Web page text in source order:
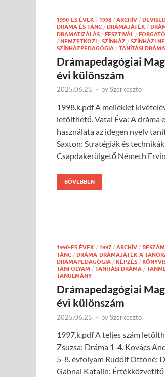
1990-ES ÉVEK / 1998 / ARCHÍV /
DRÁMA ÉS TÁNC / DRÁMAJÁTÉK /
DRAMATIZÁLÁS / FESZTIVÁL /
/ NEMZETKÖZI / SZÍNHÁZ / SZÍNHÁZI
SZÍNHÁZPEDAGÓGIA / TANÍTÁSI DRÁMA
Drámapedagógiai
évi különszám
2025.06.25. - bySzerkeszto
1998.k.pdf A melléklet
letölthető. Vatai Éva: A dráma
használata az idegen nyelv
Saxton: Stratégiák és
Csapdakerülgető Németh
BŐVEBBEN
1990-ES ÉVEK / 1997 / ARCHÍV /
TÁNC / DRÁMA-DRÁMAJÁTÉK A
DRÁMAPEDAGÓGIA / KÉPZÉS /
TANFOLYAM / TANÍTÁSI DRÁMA /
TANULMÁNY
Drámapedagógiai
évi különszám
2025.06.25. - bySzerkeszto
1997.k.pdf A teljes szám
Zsuzsa: Dráma 1-4. Kovács
5-8. évfolyam Rudolf Ottóné:
Gabnai Katalin: Értékközvetítő